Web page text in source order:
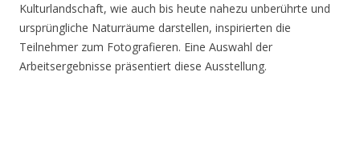
Kulturlandschaft, wie auch bis heute nahezu unberührte und
ursprüngliche Naturräume darstellen, inspirierten die
Teilnehmer zum Fotografieren. Eine Auswahl der
Arbeitsergebnisse präsentiert diese Ausstellung.